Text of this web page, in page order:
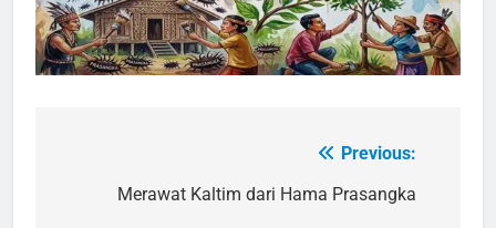
Previous:
Merawat Kaltim dari Hama Prasangka